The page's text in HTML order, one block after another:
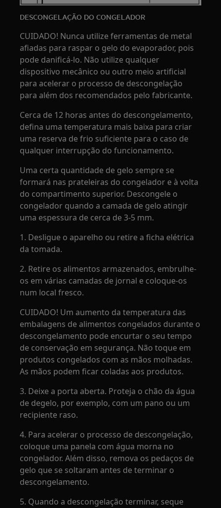
DESCONGELAÇÃO DO CONGELADOR
CUIDADO! Nunca utilize ferramentas de metal
afiadas para raspar o gelo do evaporador, pois
pode danificá-lo. Não utilize qualquer
dispositivo mecânico ou outro meio artificial
para acelerar o processo de descongelação
para além dos recomendados pelo fabricante.
Cerca de 12 horas antes do descongelamento,
defina uma temperatura mais baixa para criar
uma reserva de frio suficiente para o caso de
qualquer interrupção do funcionamento.
Uma certa quantidade de gelo sempre se
formará nas prateleiras do congelador e à volta
do compartimento superior. Descongele o
congelador quando a camada de gelo atingir
uma espessura de cerca de 3-5 mm.
1. Desligue o aparelho ou retire a ficha elétrica
da tomada.
2. Retire os alimentos armazenados, embrulhe-
os em várias camadas de jornal e coloque-os
num local fresco.
CUIDADO! Um aumento da temperatura das
embalagens de alimentos congelados durante o
descongelamento pode encurtar o seu tempo
de conservação em segurança. Não toque em
produtos congelados com as mãos molhadas.
As mãos podem ficar coladas aos produtos.
3. Deixe a porta aberta. Proteja o chão da água
de degelo, por exemplo, com um pano ou um
recipiente raso.
4. Para acelerar o processo de descongelação,
coloque uma panela com água morna no
congelador. Além disso, remova os pedaços de
gelo que se soltaram antes de terminar o
descongelamento.
5. Quando a descongelação terminar, seque